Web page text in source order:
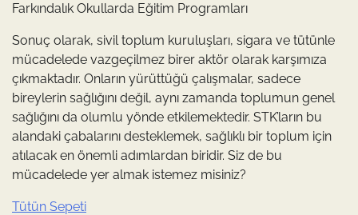
Farkındalık Okullarda Eğitim Programları
Sonuç olarak, sivil toplum kuruluşları, sigara ve tütünle
mücadelede vazgeçilmez birer aktör olarak karşımıza
çıkmaktadır. Onların yürüttüğü çalışmalar, sadece
bireylerin sağlığını değil, aynı zamanda toplumun genel
sağlığını da olumlu yönde etkilemektedir. STK’ların bu
alandaki çabalarını desteklemek, sağlıklı bir toplum için
atılacak en önemli adımlardan biridir. Siz de bu
mücadelede yer almak istemez misiniz?
Tütün Sepeti